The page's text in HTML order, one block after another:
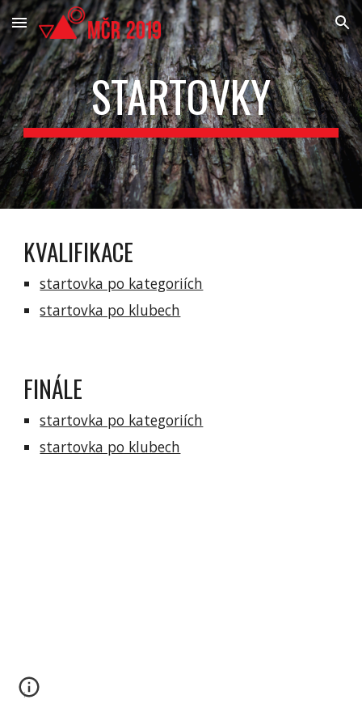
Skip to main content Skip to navigation
STARTOVKY
KVALIFIKACE
startovka po kategoriích
startovka po klubech
FINÁLE
startovka po kategoriích
startovka po klubech
;